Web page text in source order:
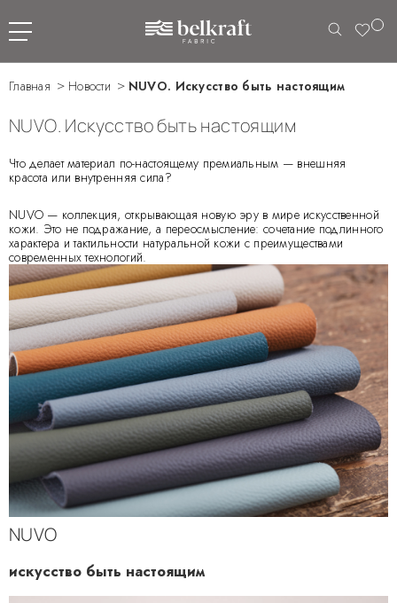
Главная Новости NUVO. Искусство быть настоящим
NUVO. Искусство быть настоящим
Что делает материал по-настоящему премиальным — внешняя
красота или внутренняя сила?
NUVO — коллекция, открывающая новую эру в мире искусственной
кожи. Это не подражание, а переосмысление: сочетание подлинного
характера и тактильности натуральной кожи с преимуществами
современных технологий.
NUVO
искусство быть настоящим